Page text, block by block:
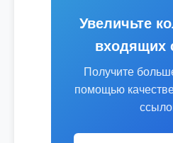
Увеличьте
входящих
Получите
помощью